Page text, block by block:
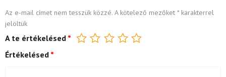
Az e-mail címet nem tesszük közzé. A kötelező mezőket *karakterrel
jelöltük
A te értékelésed *
Értékelésed *